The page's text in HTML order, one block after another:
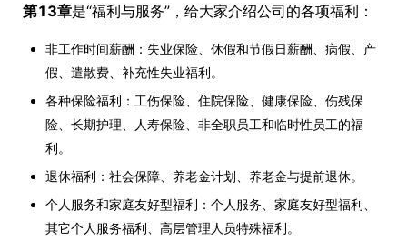
第13章是“福利与服务”，给大家介绍公司的各项福利：
非工作时间薪酬：失业保险、休假和节假日薪酬、病假、产
假、遣散费、补充性失业福利。
各种保险福利：工伤保险、住院保险、健康保险、伤残保
险、长期护理、人寿保险、非全职员工和临时性员工的福
利。
退休福利：社会保障、养老金计划、养老金与提前退休。
个人服务和家庭友好型福利：个人服务、家庭友好型福利、
其它个人服务福利、高层管理人员特殊福利。